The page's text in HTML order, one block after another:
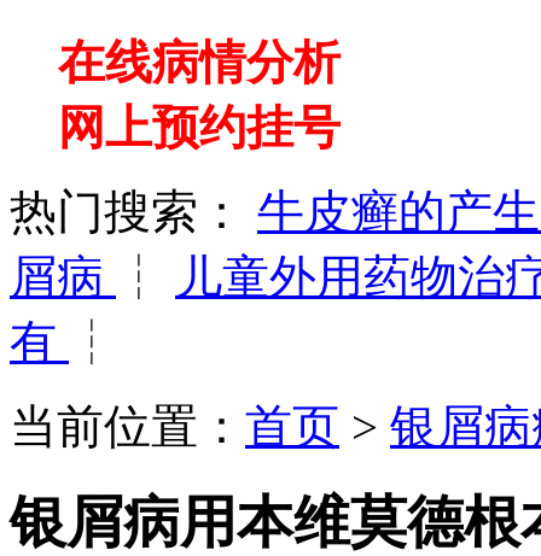
在线病情分析
网上预约挂号
热门搜索：
牛皮癣的产
屑病
┆
儿童外用药物治
有
┆
当前位置： 首页 > 银屑
银屑病用本维莫德根